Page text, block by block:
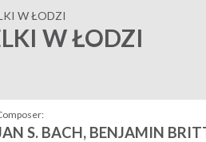
W ŁODZI
W ŁODZI
S. BACH, BENJAMIN